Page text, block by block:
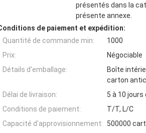
présentés dans la
présente annexe.
de paiement et expédition:
Quantité de commande min:
1000
Prix:
Négociable
Détails d'emballage:
Boîte
carton
Délai de livraison:
5 à 10 jours
Conditions de paiement:
T/T, L/C
Capacité d'approvisionnement:
500000